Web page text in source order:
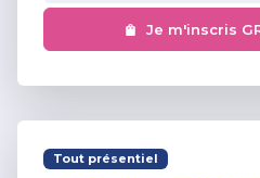
Je m'inscris
Tout présentiel